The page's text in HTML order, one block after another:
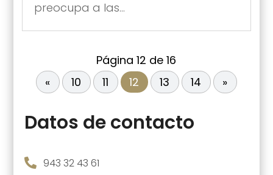
preocupa a las...
Página 12 de 16
«
10 11 12 13 14 »
Datos de contacto
 943 32 43 61